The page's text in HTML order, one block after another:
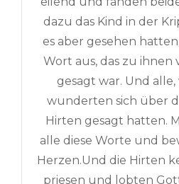
dazu das Kind in der
es aber gesehen
Wort aus, das zu ihnen
gesagt war. Und alle,
wunderten sich über
Hirten gesagt hatten.
alle diese Worte und
Herzen.Und die Hirten
priesen und lobten